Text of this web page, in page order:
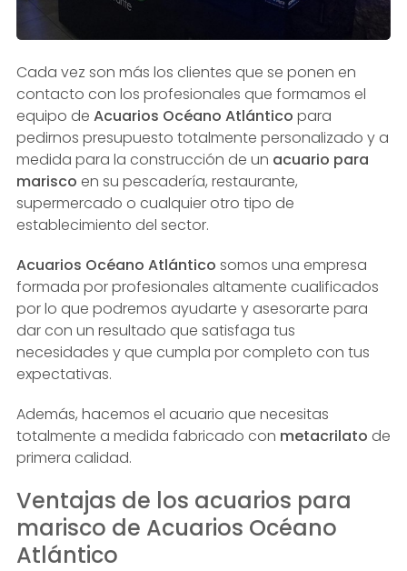
Cada vez son más los clientes que se ponen en
contacto con los profesionales que formamos el
equipo de Acuarios Océano Atlántico para
pedirnos presupuesto totalmente personalizado y a
medida para la construcción de un acuario para
marisco en su pescadería, restaurante,
supermercado o cualquier otro tipo de
establecimiento del sector.
Acuarios Océano Atlántico somos una empresa
formada por profesionales altamente cualificados
por lo que podremos ayudarte y asesorarte para
dar con un resultado que satisfaga tus
necesidades y que cumpla por completo con tus
expectativas.
Además, hacemos el acuario que necesitas
totalmente a medida fabricado con metacrilato de
primera calidad.
Ventajas de los acuarios para
marisco de Acuarios Océano
Atlántico